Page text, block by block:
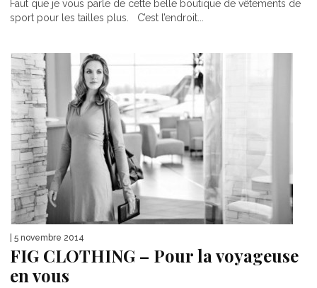
Faut que je vous parle de cette belle boutique de vêtements de
sport pour les tailles plus. C’est l’endroit...
| 5 novembre 2014
FIG CLOTHING – Pour la voyageuse
en vous